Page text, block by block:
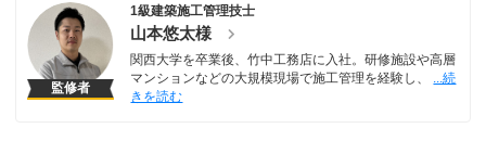
監修者
1級建築施工管理技士
山本悠太様
関西大学を卒業後、竹中工務店に入社。研修施設や高層
マンションなどの大規模現場で施工管理を経験し、